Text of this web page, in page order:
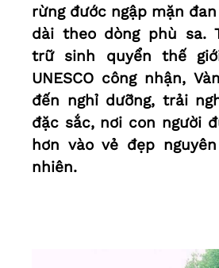
rừng đước ngập mặn
dài theo dòng phù sa.
trữ sinh quyển thế
UNESCO công nhận,
đến nghỉ dưỡng, trải
đặc sắc, nơi con người
hơn vào vẻ đẹp
nhiên.